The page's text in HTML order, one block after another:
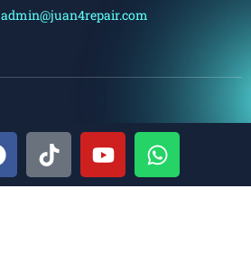
admin@juan4repair.com